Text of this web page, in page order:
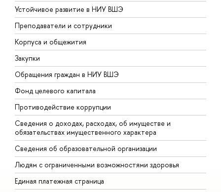
Устойчивое развитие в НИУ ВШЭ
Преподаватели и сотрудники
Корпуса и общежития
Закупки
Обращения граждан в НИУ ВШЭ
Фонд целевого капитала
Противодействие коррупции
Сведения о доходах, расходах, об имуществе и
обязательствах имущественного характера
Сведения об образовательной организации
Людям с ограниченными возможностями здоровья
Единая платежная страница